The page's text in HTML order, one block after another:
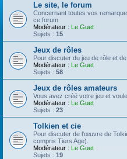
Le site, le forum
Concernant toutes vos
ce forum
Modérateur : Le Guet
Sujets : 15
Jeux de rôles
Pour discuter du jeu de rôle et
Modérateur : Le Guet
Sujets : 58
Jeux de rôles amateurs
Vous avez créé votre jeu et
Modérateur : Le Guet
Sujets : 23
Tolkien et cie
Pour discuter de l'œuvre de
compris Tiers Age).
Modérateur : Le Guet
Sujets : 19